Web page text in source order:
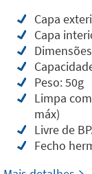
Capa
Capa
Peso: 50g
Limpa
máx)
Livre de
Fecho